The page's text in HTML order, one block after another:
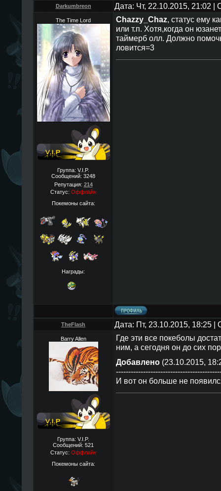
Darkumbreon Дата: Чт, 22.10.2015, 21:02
The Time Lord
Группа: V.I.P.
Сообщений: 3248
Репутация: 214
Статус: Оффлайн
Покемоны сайта:
Награды:
Chazzy_Chaz, статус ему
или т.п. Хотя,когда он
таймерб олл. Должно
ловится=3
TheFlаsh Дата: Пт, 23.10.2015, 18:25
Barry Allen
Группа: V.I.P.
Сообщений: 521
Статус: Оффлайн
Покемоны сайта:
Где эти все покеболы
ним, а сегодня он до сих
Добавлено(23.10.2015,
И вот он больше не